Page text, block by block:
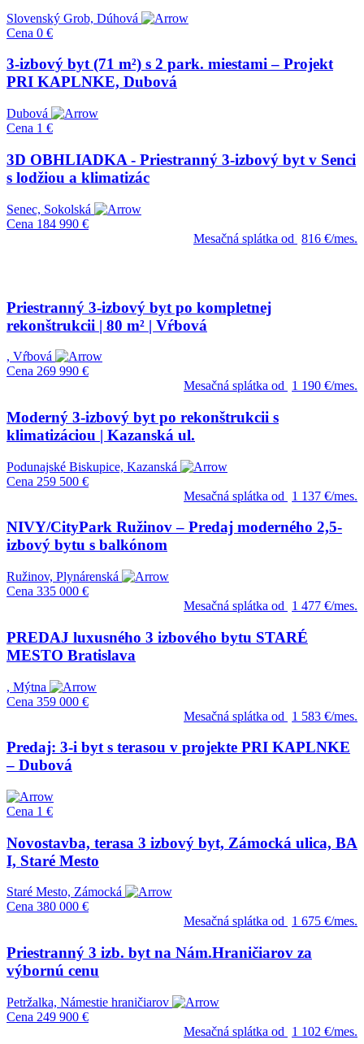
Slovenský Grob, Dúhová
Cena 0 €
3-izbový byt (71 m²) s 2 park. miestami – Projekt
PRI KAPLNKE, Dubová
Dubová
Cena 1 €
3D OBHLIADKA - Priestranný 3-izbový byt v Senci
s lodžiou a klimatizác
Senec, Sokolská
Cena 184 990 €
Mesačná splátka od 816 €/mes.
Priestranný 3-izbový byt po kompletnej
rekonštrukcii | 80 m² | Vŕbová
, Vŕbová
Cena 269 990 €
Mesačná splátka od
1 190 €/mes.
Moderný 3-izbový byt po rekonštrukcii s
klimatizáciou | Kazanská ul.
Podunajské Biskupice, Kazanská
Cena 259 500 €
Mesačná splátka od
1 137 €/mes.
NIVY/CityPark Ružinov – Predaj moderného 2,5-
izbový bytu s balkónom
Ružinov, Plynárenská
Cena 335 000 €
Mesačná splátka od
1 477 €/mes.
PREDAJ luxusného 3 izbového bytu STARÉ
MESTO Bratislava
, Mýtna
Cena 359 000 €
Mesačná splátka od
1 583 €/mes.
Predaj: 3-i byt s terasou v projekte PRI KAPLNKE
– Dubová
Cena 1 €
Novostavba, terasa 3 izbový byt, Zámocká ulica, BA
I, Staré Mesto
Staré Mesto, Zámocká
Cena 380 000 €
Mesačná splátka od 1 675 €/mes.
Priestranný 3 izb. byt na Nám.Hraničiarov za
výbornú cenu
Petržalka, Námestie hraničiarov
Cena 249 900 €
Mesačná splátka od
1 102 €/mes.